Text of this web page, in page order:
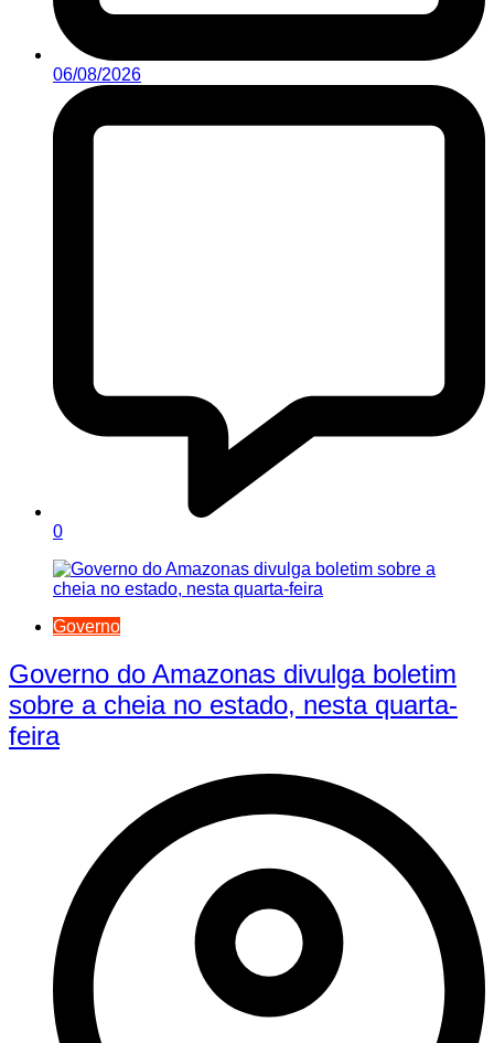
06/08/2026
0
Governo
Governo do Amazonas divulga boletim
sobre a cheia no estado, nesta quarta-
feira